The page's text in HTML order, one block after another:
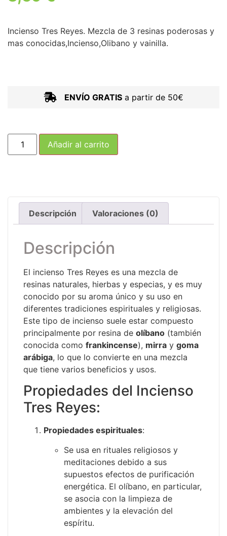
Incienso Tres Reyes. Mezcla de 3 resinas poderosas y
mas conocidas,Incienso,Olibano y vainilla.
ENVÍO GRATISa partir de 50€
Añadir al carrito
Descripción Valoraciones (0)
Descripción
El incienso Tres Reyes es una mezcla de
resinas naturales, hierbas y especias, y es muy
conocido por su aroma único y su uso en
diferentes tradiciones espirituales y religiosas.
Este tipo de incienso suele estar compuesto
principalmente por resina de olíbano (también
conocida como frankincense), mirra y goma
arábiga, lo que lo convierte en una mezcla
que tiene varios beneficios y usos.
Propiedades del Incienso
Tres Reyes:
Propiedades espirituales:
Se usa en rituales religiosos y
meditaciones debido a sus
supuestos efectos de purificación
energética. El olíbano, en particular,
se asocia con la limpieza de
ambientes y la elevación del
espíritu.